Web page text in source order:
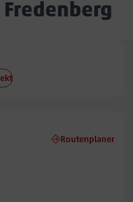
Routenplaner